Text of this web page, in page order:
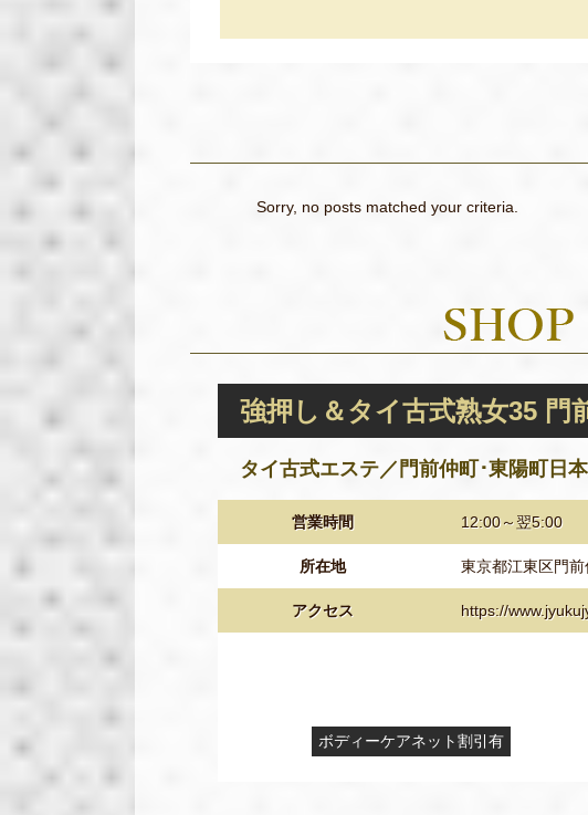
Sorry, no posts matched your criteria.
強押し＆タイ古式熟女35 門
タイ古式エステ／門前仲町･東陽町日
営業時間 12:00～翌5:00
所在地 東京都江東区門
アクセス https://
ボディーケアネット割引有